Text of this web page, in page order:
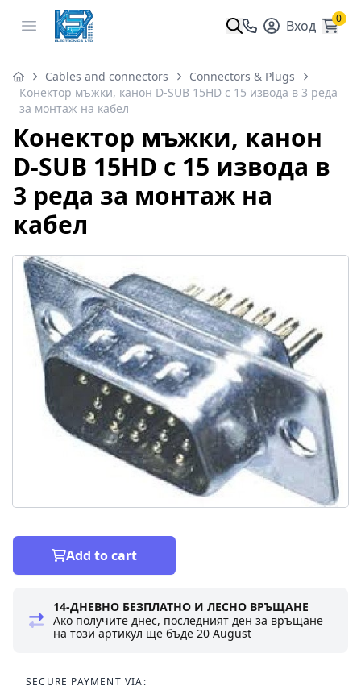
Open menu Вход 0
Cables and connectors
Connectors & Plugs
Конектор мъжки, канон D-SUB 15HD с 15 извода в 3 реда
за монтаж на кабел
Конектор мъжки, канон
D-SUB 15HD с 15 извода в
3 реда за монтаж на
кабел
Add to cart
14-ДНЕВНО БЕЗПЛАТНО И ЛЕСНО ВРЪЩАНЕ
Ако получите днес, последният ден за връщане
на този артикул ще бъде20 August
SECURE PAYMENT VIA: